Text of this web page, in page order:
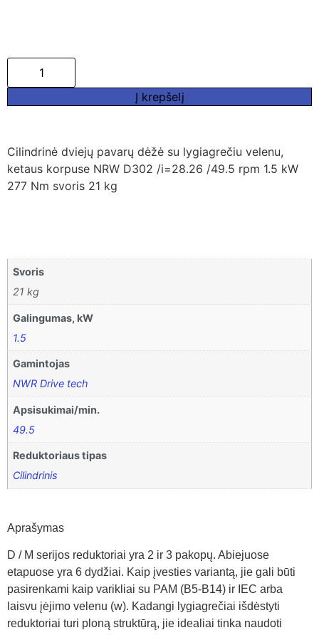
Į krepšelį
Cilindrinė dviejų pavarų dėžė su lygiagrečiu velenu,
ketaus korpuse NRW D302 /i=28.26 /49.5 rpm 1.5 kW
277 Nm svoris 21 kg
Svoris
21 kg
Galingumas, kW
1.5
Gamintojas
NWR Drive tech
Apsisukimai/min.
49.5
Reduktoriaus tipas
Cilindrinis
Aprašymas
D / M serijos reduktoriai yra 2 ir 3 pakopų. Abiejuose
etapuose yra 6 dydžiai. Kaip įvesties variantą, jie gali būti
pasirenkami kaip varikliai su PAM (B5-B14) ir IEC arba
laisvu įėjimo velenu (w). Kadangi lygiagrečiai išdėstyti
reduktoriai turi ploną struktūrą, jie idealiai tinka naudoti